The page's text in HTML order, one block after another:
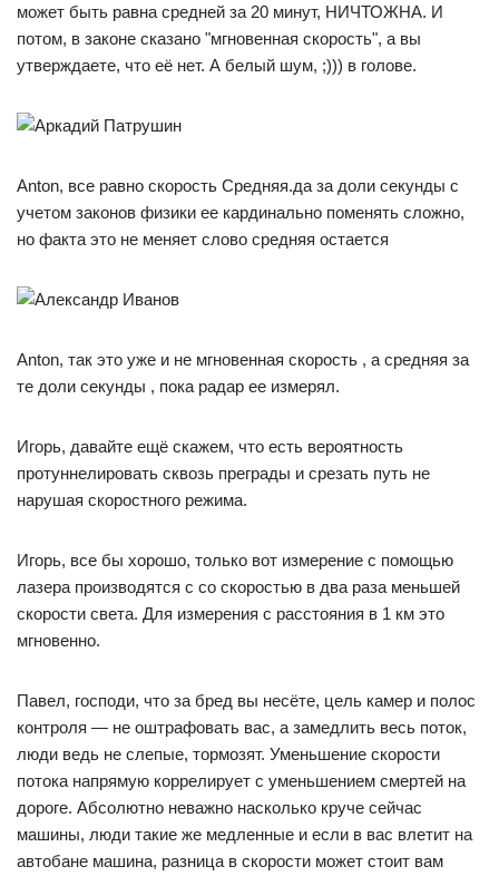
может быть равна средней за 20 минут, НИЧТОЖНА. И
потом, в законе сказано "мгновенная скорость", а вы
утверждаете, что её нет. А белый шум, ;))) в голове.
Anton, все равно скорость Средняя.да за доли секунды с
учетом законов физики ее кардинально поменять сложно,
но факта это не меняет слово средняя остается
Anton, так это уже и не мгновенная скорость , а средняя за
те доли секунды , пока радар ее измерял.
Игорь, давайте ещё скажем, что есть вероятность
протуннелировать сквозь преграды и срезать путь не
нарушая скоростного режима.
Игорь, все бы хорошо, только вот измерение с помощью
лазера производятся с со скоростью в два раза меньшей
скорости света. Для измерения с расстояния в 1 км это
мгновенно.
Павел, господи, что за бред вы несёте, цель камер и полос
контроля — не оштрафовать вас, а замедлить весь поток,
люди ведь не слепые, тормозят. Уменьшение скорости
потока напрямую коррелирует с уменьшением смертей на
дороге. Абсолютно неважно насколько круче сейчас
машины, люди такие же медленные и если в вас влетит на
автобане машина, разница в скорости может стоит вам